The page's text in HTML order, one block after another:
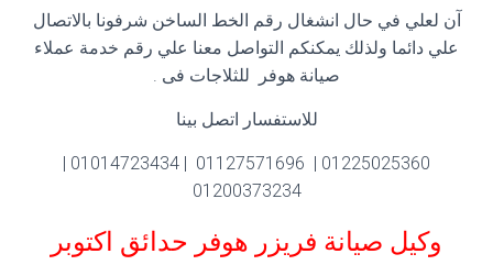
آن لعلي في حال انشغال رقم الخط الساخن شرفونا بالاتصال
علي دائما ولذلك يمكنكم التواصل معنا علي رقم خدمة عملاء
صيانة هوفر للثلاجات فى .
للاستفسار اتصل بينا
01225025360 | 01127571696 | 01014723434 |
01200373234
وكيل صيانة فريزر هوفر حدائق اكتوبر